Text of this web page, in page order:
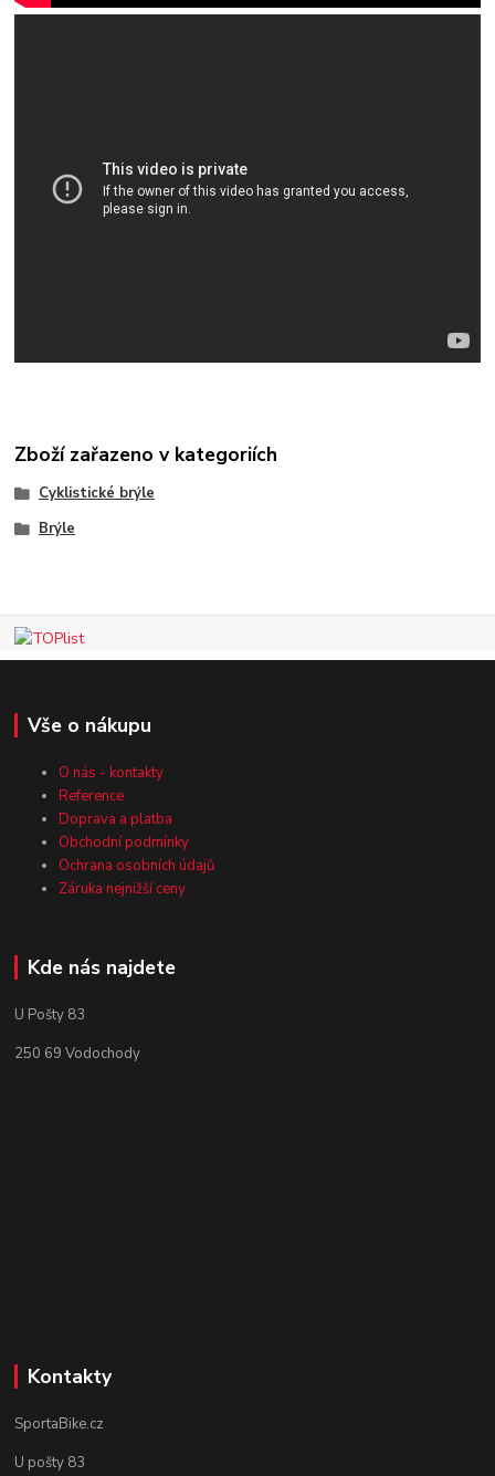
Zboží zařazeno v kategoriích
Cyklistické brýle
Brýle
Vše o nákupu
O nás - kontakty
Reference
Doprava a platba
Obchodní podmínky
Ochrana osobních údajů
Záruka nejnižší ceny
Kde nás najdete
U Pošty 83
250 69 Vodochody
Kontakty
SportaBike.cz
U pošty 83